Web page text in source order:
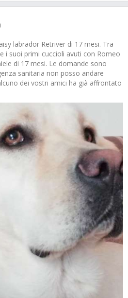
labrador Retriver di 17 mesi. Tra
i suoi primi cuccioli avuti con Romeo
di 17 mesi. Le domande sono
sanitaria non posso andare
dei vostri amici ha già affrontato